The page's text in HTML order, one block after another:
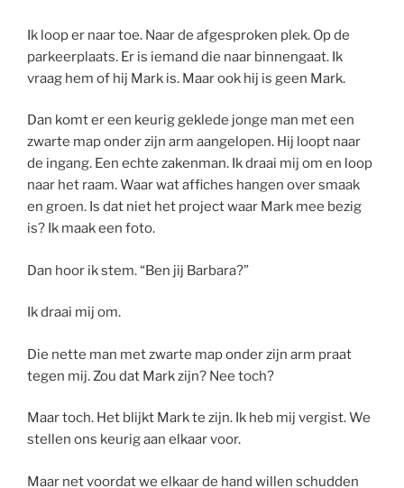
Ik loop er naar toe. Naar de afgesproken plek. Op de
parkeerplaats. Er is iemand die naar binnengaat. Ik
vraag hem of hij Mark is. Maar ook hij is geen Mark.
Dan komt er een keurig geklede jonge man met een
zwarte map onder zijn arm aangelopen. Hij loopt naar
de ingang. Een echte zakenman. Ik draai mij om en loop
naar het raam. Waar wat affiches hangen over smaak
en groen. Is dat niet het project waar Mark mee bezig
is? Ik maak een foto.
Dan hoor ik stem. “Ben jij Barbara?”
Ik draai mij om.
Die nette man met zwarte map onder zijn arm praat
tegen mij. Zou dat Mark zijn? Nee toch?
Maar toch. Het blijkt Mark te zijn. Ik heb mij vergist. We
stellen ons keurig aan elkaar voor.
Maar net voordat we elkaar de hand willen schudden